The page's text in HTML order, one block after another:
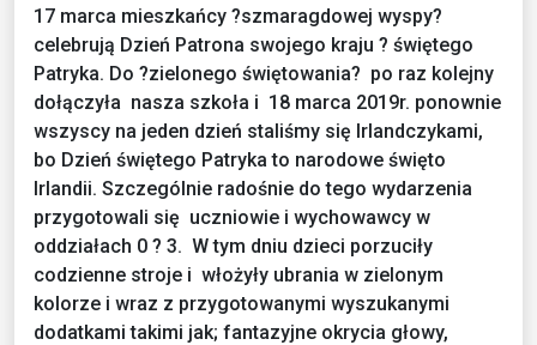
17 marca mieszkańcy ?szmaragdowej wyspy?
celebrują Dzień Patrona swojego kraju ? świętego
Patryka. Do ?zielonego świętowania? po raz kolejny
dołączyła nasza szkoła i 18 marca 2019r. ponownie
wszyscy na jeden dzień staliśmy się Irlandczykami,
bo Dzień świętego Patryka to narodowe święto
Irlandii. Szczególnie radośnie do tego wydarzenia
przygotowali się uczniowie i wychowawcy w
oddziałach 0 ? 3. W tym dniu dzieci porzuciły
codzienne stroje i włożyły ubrania w zielonym
kolorze i wraz z przygotowanymi wyszukanymi
dodatkami takimi jak; fantazyjne okrycia głowy,